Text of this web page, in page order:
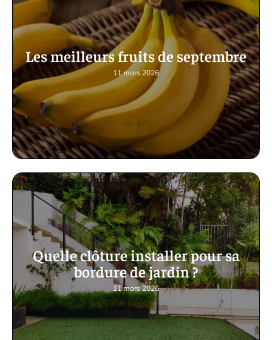
Les meilleurs fruits de septembre
11 mars 2026
Quelle clôture installer pour sa
bordure de jardin ?
11 mars 2026